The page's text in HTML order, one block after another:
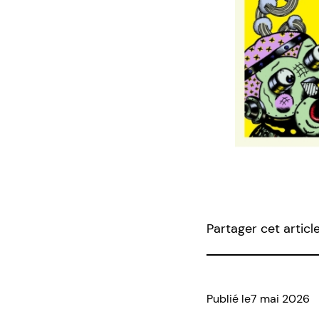
Partager cet
Publié le7 mai 2026